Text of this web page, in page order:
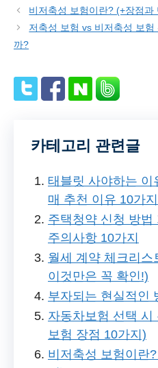
비저축성 보험이란? (+장점과
저축성 보험 vs 비저축성 보
까?
카테고리 관련글
태블릿 사야하는
매 추천 이유 10가지
주택청약 신청 방법
주의사항 10가지
월세 계약 체크리
이것만은 꼭 확인!)
부자되는 현실적인
자동차보험 선택
보험 장점 10가지)
비저축성 보험이란